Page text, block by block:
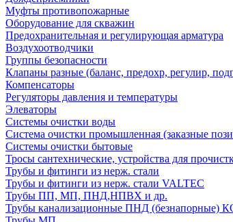
Муфты противопожарные
Оборудование для скважин
Предохранительная и регулирующая арматура
Воздухоотводчики
Группы безопасности
Клапаны разные (баланс, предохр, регулир,
Компенсаторы
Регуляторы давления и температуры
Элеваторы
Системы очистки воды
Система очистки промышленная (заказные
Системы очистки бытовые
Тросы сантехнические, устройства для
Трубы и фитинги из нерж. стали
Трубы и фитинги из нерж. стали VALTEC
Трубы ПП, МП, ПНД,НПВХ и др.
Трубы канализационные ПНД (безнапорные)